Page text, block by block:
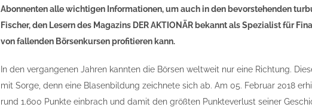
Abonnenten alle wichtigen Informationen, um auch in den bevorstehenden
Fischer, den Lesern des Magazins DER AKTIONÄR bekannt als Spezialist für
von fallenden Börsenkursen profitieren kann.
In den vergangenen Jahren kannten die Börsen weltweit nur eine Richtung.
mit Sorge, denn eine Blasenbildung zeichnete sich ab. Am 05. Februar 2018
rund 1.600 Punkte einbrach und damit den größten Punkteverlust seiner